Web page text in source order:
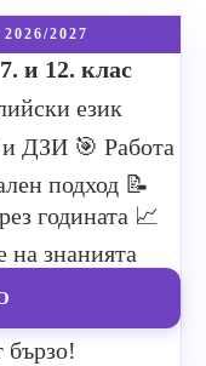
2027
и 12. клас
език
и ДЗИ 🎯 Работа
подход 📝
годината 📈
на знанията
бързо!